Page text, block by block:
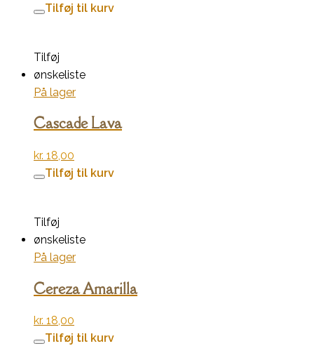
Tilføj til kurv
Tilføj
ønskeliste
På lager
Cascade Lava
kr. 18,00
Tilføj til kurv
Tilføj
ønskeliste
På lager
Cereza Amarilla
kr. 18,00
Tilføj til kurv